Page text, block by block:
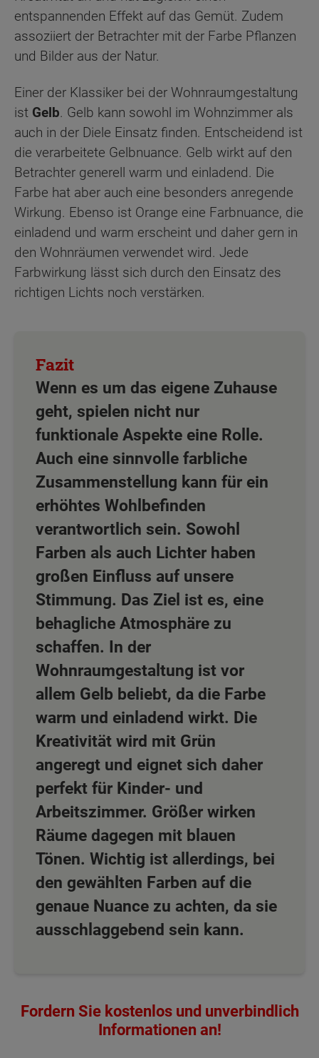
entspannenden Effekt auf das Gemüt. Zudem
assoziiert der Betrachter mit der Farbe Pflanzen
und Bilder aus der Natur.
Einer der Klassiker bei der Wohnraumgestaltung
ist Gelb. Gelb kann sowohl im Wohnzimmer als
auch in der Diele Einsatz finden. Entscheidend ist
die verarbeitete Gelbnuance. Gelb wirkt auf den
Betrachter generell warm und einladend. Die
Farbe hat aber auch eine besonders anregende
Wirkung. Ebenso ist Orange eine Farbnuance, die
einladend und warm erscheint und daher gern in
den Wohnräumen verwendet wird. Jede
Farbwirkung lässt sich durch den Einsatz des
richtigen Lichts noch verstärken.
Wenn es um das eigene Zuhause
geht, spielen nicht nur
funktionale Aspekte eine Rolle.
Auch eine sinnvolle farbliche
Zusammenstellung kann für ein
erhöhtes Wohlbefinden
verantwortlich sein. Sowohl
Farben als auch Lichter haben
großen Einfluss auf unsere
Stimmung. Das Ziel ist es, eine
behagliche Atmosphäre zu
schaffen. In der
Wohnraumgestaltung ist vor
allem Gelb beliebt, da die Farbe
warm und einladend wirkt. Die
Kreativität wird mit Grün
angeregt und eignet sich daher
perfekt für Kinder- und
Arbeitszimmer. Größer wirken
Räume dagegen mit blauen
Tönen. Wichtig ist allerdings, bei
den gewählten Farben auf die
genaue Nuance zu achten, da sie
ausschlaggebend sein kann.
Fordern Sie kostenlos und unverbindlich
Informationen an!